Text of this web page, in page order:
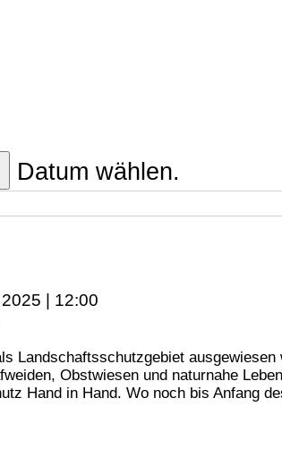
Datum wählen.
| 12:00
Landschaftsschutzgebiet
Obstwiesen und naturnahe
Hand in Hand. Wo noch bis Anfang